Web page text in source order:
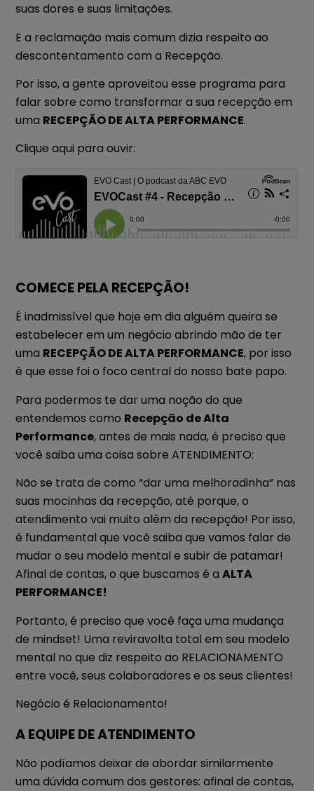
suas dores e suas limitações.
E a reclamação mais comum dizia respeito ao
descontentamento com a Recepção.
Por isso, a gente aproveitou esse programa para
falar sobre como transformar a sua recepção em
uma RECEPÇÃO DE ALTA PERFORMANCE.
Clique aqui para ouvir:
COMECE PELA RECEPÇÃO!
É inadmissível que hoje em dia alguém queira se
estabelecer em um negócio abrindo mão de ter
uma RECEPÇÃO DE ALTA PERFORMANCE, por isso
é que esse foi o foco central do nosso bate papo.
Para podermos te dar uma noção do que
entendemos como Recepção de Alta
Performance, antes de mais nada, é preciso que
você saiba uma coisa sobre ATENDIMENTO:
Não se trata de como “dar uma melhoradinha” nas
suas mocinhas da recepção, até porque, o
atendimento vai muito além da recepção! Por isso,
é fundamental que você saiba que vamos falar de
mudar o seu modelo mental e subir de patamar!
Afinal de contas, o que buscamos é aALTA
PERFORMANCE!
Portanto, é preciso que você faça uma mudança
de mindset! Uma reviravolta total em seu modelo
mental no que diz respeito ao RELACIONAMENTO
entre você, seus colaboradores e os seus clientes!
Negócio é Relacionamento!
A EQUIPE DE ATENDIMENTO
Não podíamos deixar de abordar similarmente
uma dúvida comum dos gestores: afinal de contas,